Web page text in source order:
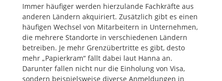
Immer häufiger werden hierzulande Fachkräfte aus
anderen Ländern akquiriert. Zusätzlich gibt es einen
häufigen Wechsel von Mitarbeitern in Unternehmen,
die mehrere Standorte in verschiedenen Ländern
betreiben. Je mehr Grenzübertritte es gibt, desto
mehr „Papierkram“ fällt dabei laut Hanna an.
Darunter fallen nicht nur die Einholung von Visa,
sondern beispielsweise diverse Anmeldungen in